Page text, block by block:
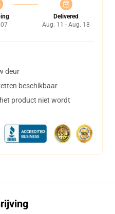
Delivered
Aug. 11 - Aug. 18
deur
beschikbaar
product niet wordt